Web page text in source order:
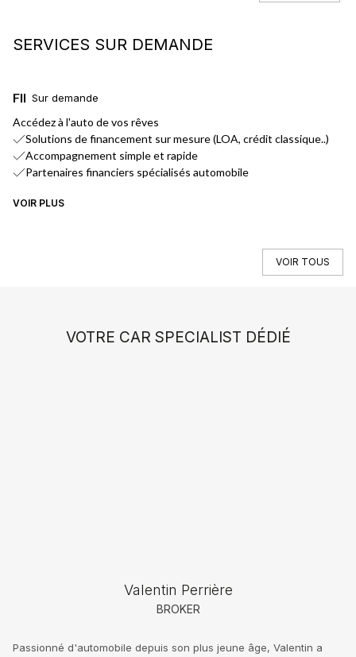
SERVICES SUR DEMANDE
Sur demande
FINANCEMENT
Accédez à l'auto de vos rêves
Solutions de financement sur mesure (LOA, crédit classique..)
Accompagnement simple et rapide
Partenaires financiers spécialisés automobile
VOIR PLUS
VOIR TOUS
VOTRE CAR SPECIALIST DÉDIÉ
Valentin Perrière
BROKER
Passionné d'automobile depuis son plus jeune âge, Valentin a